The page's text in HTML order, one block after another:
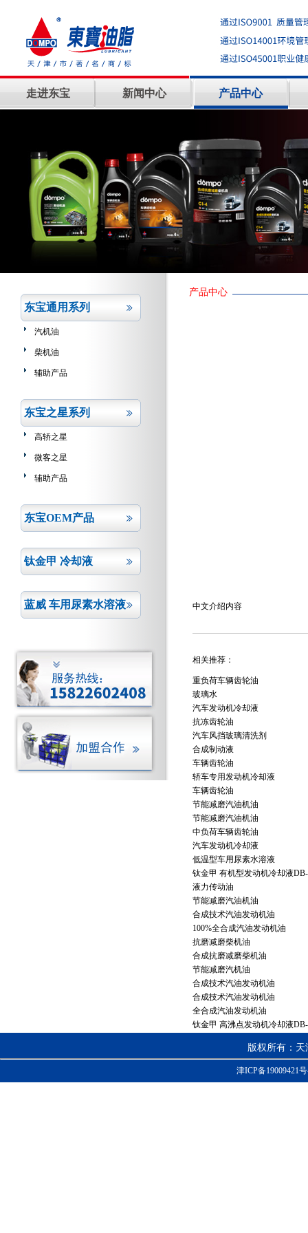
走进东宝 新闻中心 产品中心
东宝通用系列
汽机油
柴机油
辅助产品
东宝之星系列
高轿之星
微客之星
辅助产品
东宝OEM产品
钛金甲 冷却液
蓝威 车用尿素水溶液
产品中心
中文介绍内容
相关推荐：
重负荷车辆齿轮油
玻璃水
汽车发动机冷却液
抗冻齿轮油
汽车风挡玻璃清洗剂
合成制动液
车辆齿轮油
轿车专用发动机冷却液
车辆齿轮油
节能减磨汽油机油
节能减磨汽油机油
中负荷车辆齿轮油
汽车发动机冷却液
低温型车用尿素水溶液
钛金甲 有机型发动机冷却液
液力传动油
节能减磨汽油机油
合成技术汽油发动机油
100%全合成汽油发动机油
抗磨减磨柴机油
合成抗磨减磨柴机油
节能减磨汽机油
合成技术汽油发动机油
合成技术汽油发动机油
全合成汽油发动机油
钛金甲 高沸点发动机冷却液
版权所有：
津ICP备19009421